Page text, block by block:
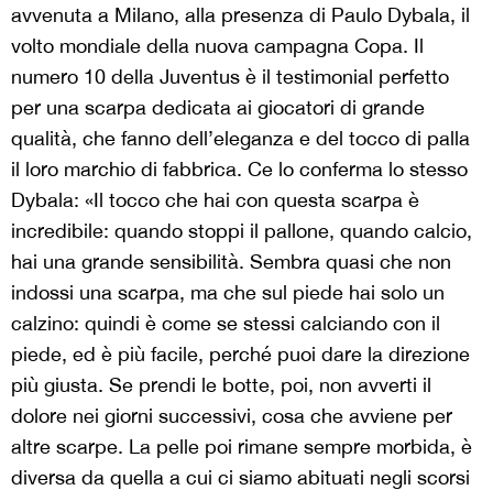
avvenuta a Milano, alla presenza di Paulo Dybala, il
volto mondiale della nuova campagna Copa. Il
numero 10 della Juventus è il testimonial perfetto
per una scarpa dedicata ai giocatori di grande
qualità, che fanno dell’eleganza e del tocco di palla
il loro marchio di fabbrica. Ce lo conferma lo stesso
Dybala: «Il tocco che hai con questa scarpa è
incredibile: quando stoppi il pallone, quando calcio,
hai una grande sensibilità. Sembra quasi che non
indossi una scarpa, ma che sul piede hai solo un
calzino: quindi è come se stessi calciando con il
piede, ed è più facile, perché puoi dare la direzione
più giusta. Se prendi le botte, poi, non avverti il
dolore nei giorni successivi, cosa che avviene per
altre scarpe. La pelle poi rimane sempre morbida, è
diversa da quella a cui ci siamo abituati negli scorsi